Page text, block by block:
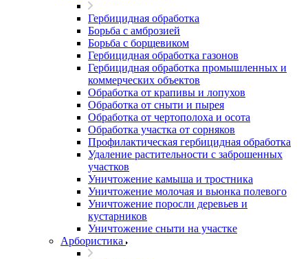
Гербицидная обработка
Борьба с амброзией
Борьба с борщевиком
Гербицидная обработка газонов
Гербицидная обработка промышленных и
коммерческих объектов
Обработка от крапивы и лопухов
Обработка от сныти и пырея
Обработка от чертополоха и осота
Обработка участка от сорняков
Профилактическая гербицидная обработка
Удаление растительности с заброшенных
участков
Уничтожение камыша и тростника
Уничтожение молочая и вьюнка полевого
Уничтожение поросли деревьев и
кустарников
Уничтожение сныти на участке
Арбористика